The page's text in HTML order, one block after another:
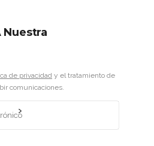
Nuestra
de privacidad y el tratamiento de
comunicaciones.